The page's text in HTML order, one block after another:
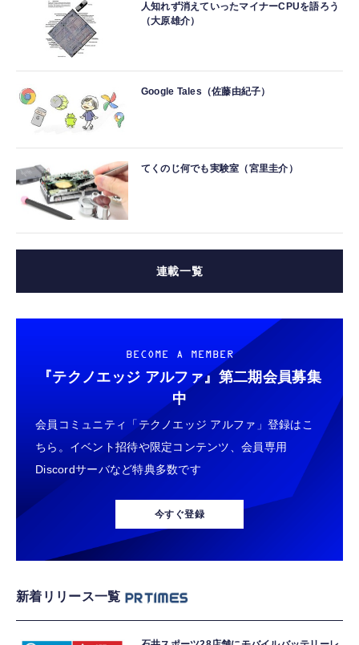
人知れず消えていったマイナーCPUを語ろう
（大原雄介）
Google Tales（佐藤由紀子）
てくのじ何でも実験室（宮里圭介）
連載一覧
BECOME A MEMBER
『テクノエッジ アルファ』 第二期会員募集
中
会員コミュニティ「テクノエッジ アルファ」登録はこ
ちら。イベント招待や限定コンテンツ、会員専用
Discordサーバなど特典多数です
今すぐ登録
新着リリース一覧